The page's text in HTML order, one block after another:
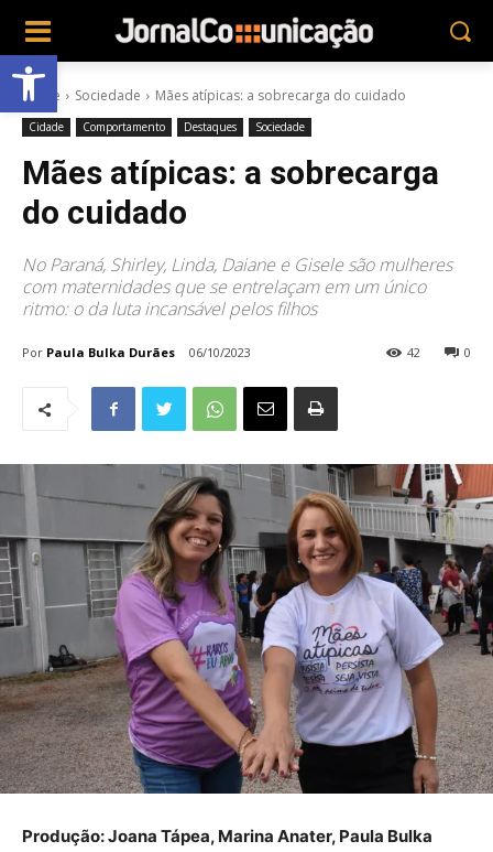
Abrir a barra de ferramentas
Home Sociedade Mães atípicas: a sobrecarga do cuidado
Cidade Comportamento Destaques Sociedade
Mães atípicas: a sobrecarga
do cuidado
No Paraná, Shirley, Linda, Daiane e Gisele são mulheres
com maternidades que se entrelaçam em um único
ritmo: o da luta incansável pelos filhos
Por Paula Bulka Durães 06/10/2023 0
42
Produção: Joana Tápea, Marina Anater, Paula Bulka